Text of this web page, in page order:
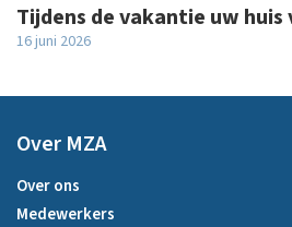
Tijdens de vakantie uw
16 juni 2026
Over MZA
Over ons
Medewerkers